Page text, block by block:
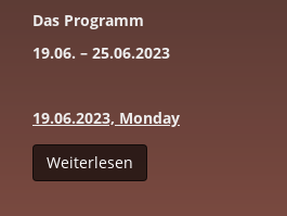
Das Programm
19.06. – 25.06.2023
19.06.2023, Monday
Weiterlesen